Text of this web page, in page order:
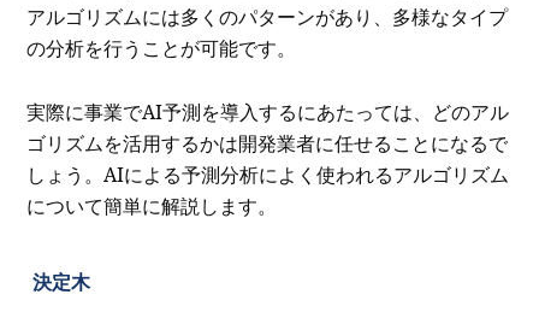
アルゴリズムには多くのパターンがあり、多様なタイプ
の分析を行うことが可能です。
実際に事業でAI予測を導入するにあたっては、どのアル
ゴリズムを活用するかは開発業者に任せることになるで
しょう。AIによる予測分析によく使われるアルゴリズム
について簡単に解説します。
決定木